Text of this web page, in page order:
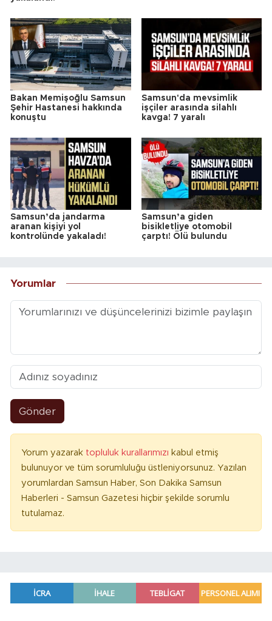
Bakan Memişoğlu Samsun
Şehir Hastanesi hakkında
konuştu
Samsun'da mevsimlik
işçiler arasında silahlı
kavga! 7 yaralı
Samsun’da jandarma
aranan kişiyi yol
kontrolünde yakaladı!
Samsun’a giden
bisikletliye otomobil
çarptı! Ölü bulundu
Yorumlar
Gönder
Yorum yazarak topluluk kurallarımızı kabul etmiş
bulunuyor ve tüm sorumluluğu üstleniyorsunuz. Yazılan
yorumlardan Samsun Haber, Son Dakika Samsun
Haberleri - Samsun Gazetesi hiçbir şekilde sorumlu
tutulamaz.